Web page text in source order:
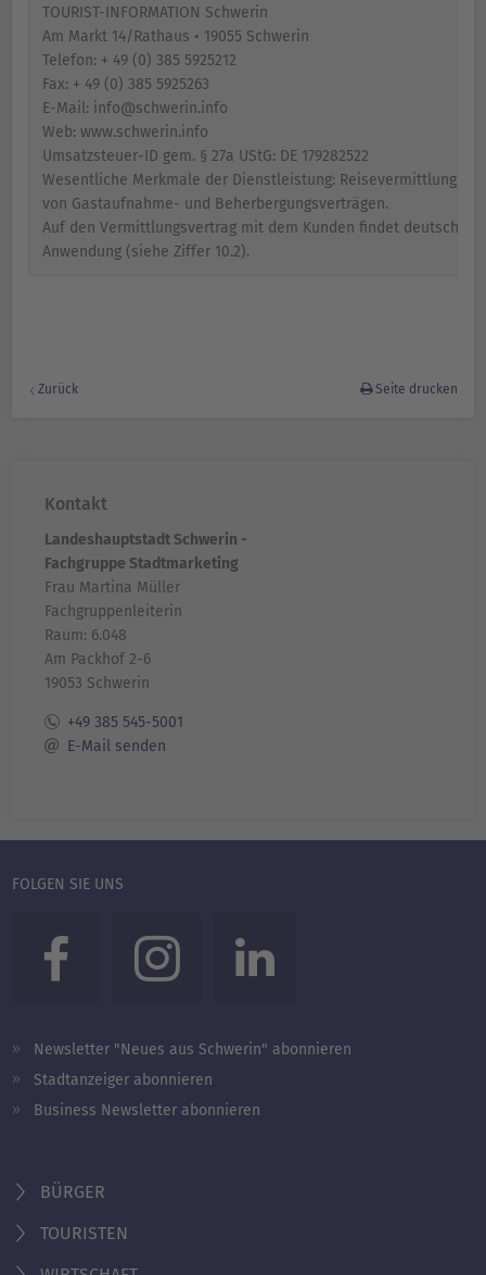
TOURIST-INFORMATION Schwerin
Am Markt 14/Rathaus • 19055 Schwerin
Telefon: + 49 (0) 385 5925212
Fax: + 49 (0) 385 5925263
E-Mail: info@schwerin.info
Web: www.schwerin.info
Umsatzsteuer-ID gem. § 27a UStG: DE 179282522
Wesentliche Merkmale der Dienstleistung: Reisevermittlung,
von Gastaufnahme- und Beherbergungsverträgen.
Auf den Vermittlungsvertrag mit dem Kunden findet deutsches
Anwendung (siehe Ziffer 10.2).
Zurück Seite drucken
Kontakt
Landeshauptstadt Schwerin -
Fachgruppe Stadtmarketing
Frau Martina Müller
Fachgruppenleiterin
Raum: 6.048
Am Packhof 2-6
19053 Schwerin
+49 385 545-5001
E-Mail senden
FOLGEN SIE UNS
Newsletter "Neues aus Schwerin" abonnieren
Stadtanzeiger abonnieren
Business Newsletter abonnieren
BÜRGER
TOURISTEN